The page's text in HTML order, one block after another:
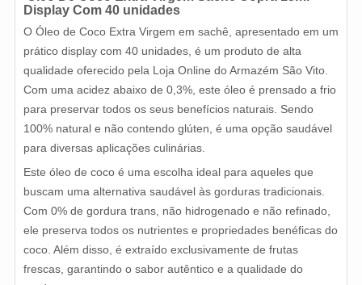
Display Com 40 unidades
O Óleo de Coco Extra Virgem em sachê, apresentado em um
prático display com 40 unidades, é um produto de alta
qualidade oferecido pela Loja Online do Armazém São Vito.
Com uma acidez abaixo de 0,3%, este óleo é prensado a frio
para preservar todos os seus benefícios naturais. Sendo
100% natural e não contendo glúten, é uma opção saudável
para diversas aplicações culinárias.
Este óleo de coco é uma escolha ideal para aqueles que
buscam uma alternativa saudável às gorduras tradicionais.
Com 0% de gordura trans, não hidrogenado e não refinado,
ele preserva todos os nutrientes e propriedades benéficas do
coco. Além disso, é extraído exclusivamente de frutas
frescas, garantindo o sabor autêntico e a qualidade do